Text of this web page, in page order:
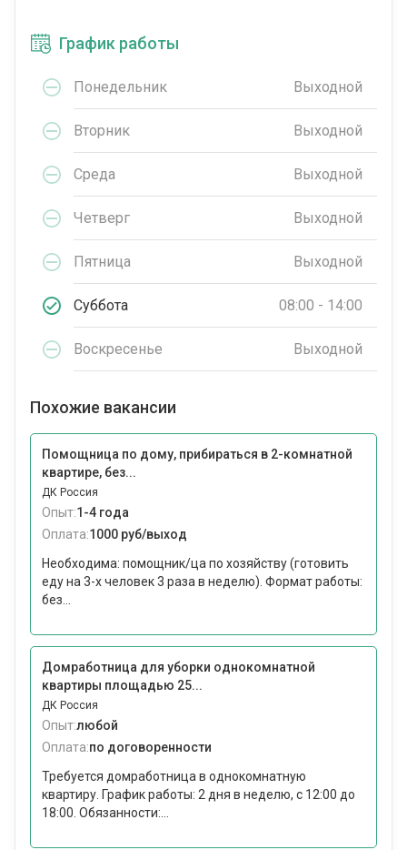
График работы
Понедельник Выходной
Вторник Выходной
Среда Выходной
Четверг Выходной
Пятница Выходной
Суббота 08:00 - 14:00
Воскресенье Выходной
Похожие вакансии
Помощница по дому, прибираться в 2-комнатной
квартире, без...
ДК Россия
Опыт:1-4 года
Оплата:1000 руб/выход
Необходима: помощник/ца по хозяйству (готовить
еду на 3-х человек 3 раза в неделю). Формат работы:
без...
Домработница для уборки однокомнатной
квартиры площадью 25...
ДК Россия
Опыт:любой
Оплата:по договоренности
Требуется домработница в однокомнатную
квартиру. График работы: 2 дня в неделю, с 12:00 до
18:00. Обязанности:...